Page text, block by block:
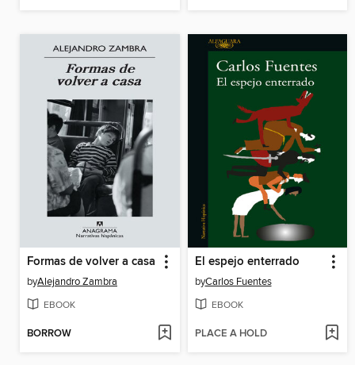
Formas de volver a casa
byAlejandro Zambra
EBOOK
BORROW
El espejo enterrado
byCarlos Fuentes
EBOOK
PLACE A HOLD